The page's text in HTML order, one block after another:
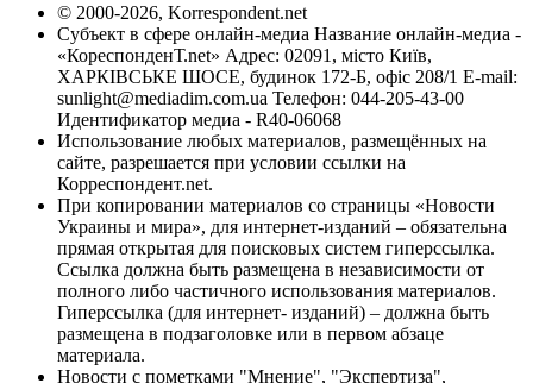
© 2000-2026, Korrespondent.net
Субъект в сфере онлайн-медиа Название онлайн-медиа -
«КореспонденТ.net» Адрес: 02091, місто Київ,
ХАРКІВСЬКЕ ШОСЕ, будинок 172-Б, офіс 208/1 E-mail:
sunlight@mediadim.com.ua Телефон: 044-205-43-00
Идентификатор медиа - R40-06068
Использование любых материалов, размещённых на
сайте, разрешается при условии ссылки на
Корреспондент.net.
При копировании материалов со страницы «Новости
Украины и мира», для интернет-изданий – обязательна
прямая открытая для поисковых систем гиперссылка.
Ссылка должна быть размещена в независимости от
полного либо частичного использования материалов.
Гиперссылка (для интернет- изданий) – должна быть
размещена в подзаголовке или в первом абзаце
материала.
Новости с пометками "Мнение", "Экспертиза",